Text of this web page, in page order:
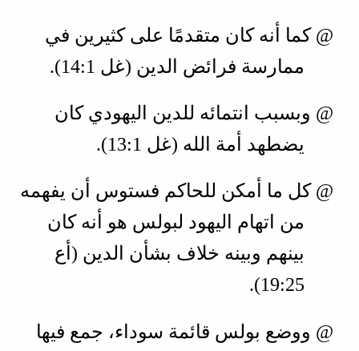
@ كما أنه كان متقدمًا على كثيرين في
ممارسة فرائض الدين (غل 1‏:14 ).
@ وبسبب انتمائه للدين اليهودي كان
يضطهد أمة الله (غل 1‏:13 ).
@ كل ما أمكن للحاكم فستوس أن يفهمه
من اتهام اليهود لبولس هو أنه كان
بينهم وبينه خلاف بشأن الدين ( أع
25‏:19
).
@ ووضع بولس قائمة سوداء، جمع فيها